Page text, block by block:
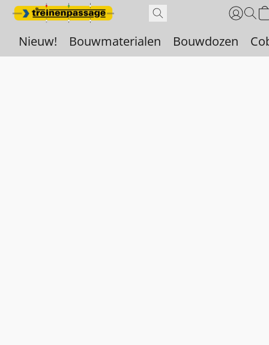
Nieuw! Bouwmaterialen Bouwdozen